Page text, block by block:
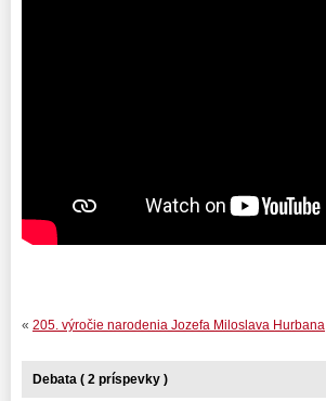
« 205. výročie narodenia Jozefa Miloslava Hurbana
Debata ( 2 príspevky )